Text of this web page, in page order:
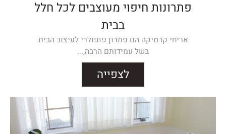
פתרונות חיפוי מעוצבים לכל חלל
בבית
אריחי קרמיקה הם פתרון פופולרי לעיצוב הבית
בשל עמידותם הרבה,...
לצפייה